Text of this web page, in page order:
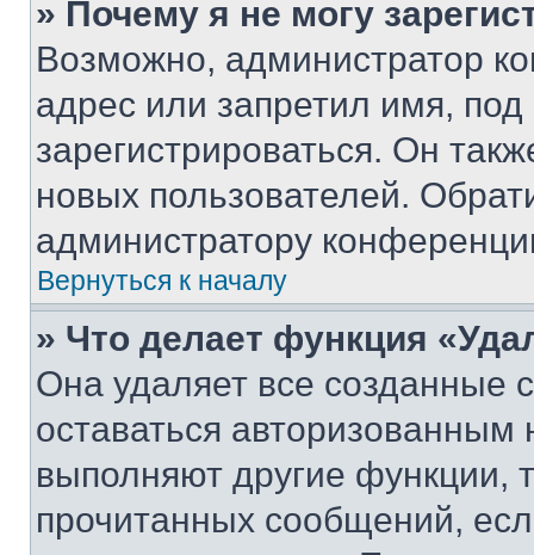
» Почему я не могу
Возможно, администратор
адрес или запретил имя,
зарегистрироваться. Он
новых пользователей.
администратору
Вернуться к началу
» Что делает функция
Она удаляет все созданные
оставаться
выполняют другие функции,
прочитанных сообщений,